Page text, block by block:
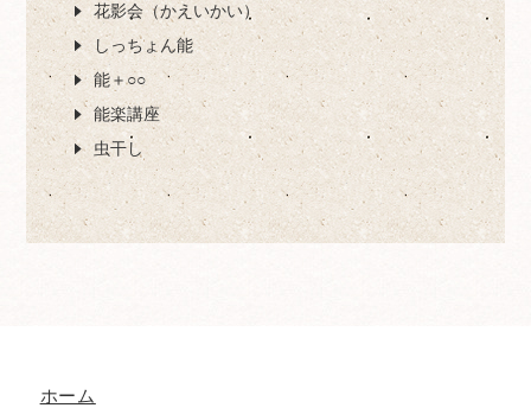
花影会（かえいかい）
しっちょん能
能＋○○
能楽講座
虫干し
ホーム